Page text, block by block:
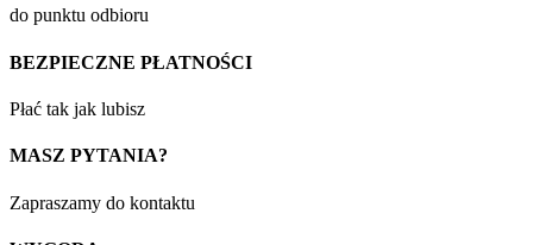
do punktu odbioru
BEZPIECZNE PŁATNOŚCI
Płać tak jak lubisz
MASZ PYTANIA?
Zapraszamy do kontaktu